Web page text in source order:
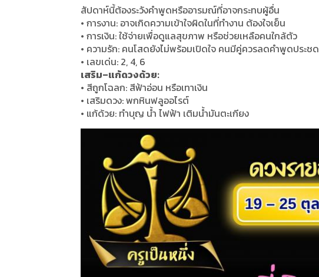
สัปดาห์นี้ต้องระวังคำพูดหรืออารมณ์ที่อาจกระทบผู้อื่น
• การงาน: อาจเกิดความเข้าใจผิดในที่ทำงาน ต้องใจเย็น
• การเงิน:ใช้จ่ายเพื่อดูแลสุขภาพ หรือช่วยเหลือคนใกล้ตัว
• ความรัก: คนโสดยังไม่พร้อมเปิดใจ คนมีคู่ควรลดคำพูดประชด
• เลขเด่น: 2, 4, 6
เสริม–แก้ดวงด้วย:
• สีถูกโฉลก: สีฟ้าอ่อน หรือเทาเงิน
• เสริมดวง:พกหินฟลูออไรต์
• แก้ด้วย: ทำบุญ น้ำ ไฟฟ้า เติมน้ำมันตะเกียง